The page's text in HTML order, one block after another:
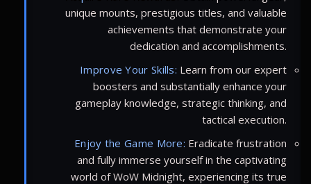
unique mounts, prestigious titles, and valuable
achievements that demonstrate your
dedication and accomplishments.
Improve Your Skills: Learn from our expert
boosters and substantially enhance your
gameplay knowledge, strategic thinking, and
tactical execution.
Enjoy the Game More: Eradicate frustration
and fully immerse yourself in the captivating
world of WoW Midnight, experiencing its true